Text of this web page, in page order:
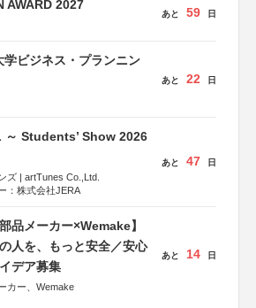
AWARD 2027
あと 59 日
ビジネス・プランニン
あと 22 日
～ Students’ Show 2026
ズ | artTunes Co.,Ltd.
：株式会社JERA
あと 47 日
品メーカー×Wemake】
人を、もっと安全／安心
デア募集
カー、Wemake
あと 14 日